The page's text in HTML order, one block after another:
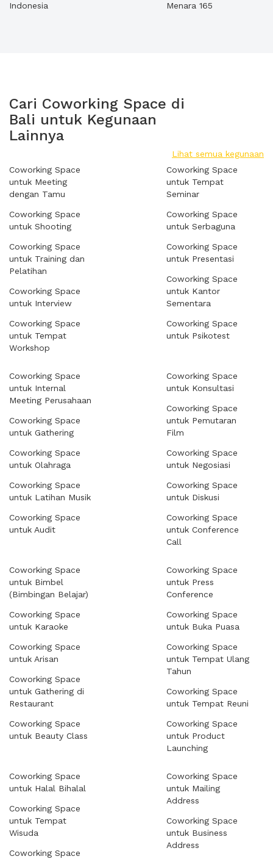
Indonesia
Menara 165
Cari Coworking Space di
Bali untuk Kegunaan
Lainnya
Lihat semua kegunaan
Coworking Space
untuk Meeting
dengan Tamu
Coworking Space
untuk Shooting
Coworking Space
untuk Training dan
Pelatihan
Coworking Space
untuk Interview
Coworking Space
untuk Tempat
Workshop
Coworking Space
untuk Tempat
Seminar
Coworking Space
untuk Serbaguna
Coworking Space
untuk Presentasi
Coworking Space
untuk Kantor
Sementara
Coworking Space
untuk Psikotest
Coworking Space
untuk Internal
Meeting Perusahaan
Coworking Space
untuk Gathering
Coworking Space
untuk Olahraga
Coworking Space
untuk Latihan Musik
Coworking Space
untuk Audit
Coworking Space
untuk Konsultasi
Coworking Space
untuk Pemutaran
Film
Coworking Space
untuk Negosiasi
Coworking Space
untuk Diskusi
Coworking Space
untuk Conference
Call
Coworking Space
untuk Bimbel
(Bimbingan Belajar)
Coworking Space
untuk Karaoke
Coworking Space
untuk Arisan
Coworking Space
untuk Gathering di
Restaurant
Coworking Space
untuk Beauty Class
Coworking Space
untuk Press
Conference
Coworking Space
untuk Buka Puasa
Coworking Space
untuk Tempat Ulang
Tahun
Coworking Space
untuk Tempat Reuni
Coworking Space
untuk Product
Launching
Coworking Space
untuk Halal Bihalal
Coworking Space
untuk Tempat
Wisuda
Coworking Space
Coworking Space
untuk Mailing
Address
Coworking Space
untuk Business
Address